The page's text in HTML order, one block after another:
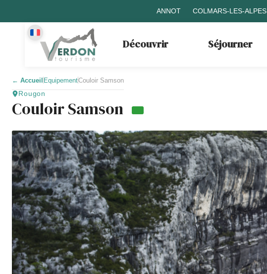
ANNOT COLMARS-LES-ALPES
Découvrir Séjourner
← Accueil EquipementCouloir Samson
Rougon
Couloir Samson